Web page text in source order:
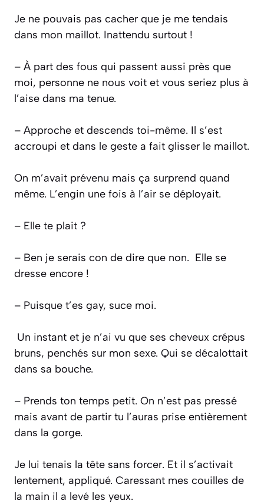
Je ne pouvais pas cacher que je me tendais
dans mon maillot. Inattendu surtout !
– À part des fous qui passent aussi près que
moi, personne ne nous voit et vous seriez plus à
l’aise dans ma tenue.
– Approche et descends toi-même. Il s’est
accroupi et dans le geste a fait glisser le maillot.
On m’avait prévenu mais ça surprend quand
même. L’engin une fois à l’air se déployait.
– Elle te plait ?
– Ben je serais con de dire que non. Elle se
dresse encore !
– Puisque t’es gay, suce moi.
Un instant et je n’ai vu que ses cheveux crépus
bruns, penchés sur mon sexe. Qui se décalottait
dans sa bouche.
– Prends ton temps petit. On n’est pas pressé
mais avant de partir tu l’auras prise entièrement
dans la gorge.
Je lui tenais la tête sans forcer. Et il s’activait
lentement, appliqué. Caressant mes couilles de
la main il a levé les yeux.